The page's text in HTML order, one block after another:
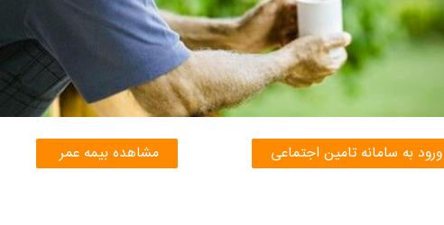
ورود به سامانه تامین اجتماعی مشاهده بیمه عمر